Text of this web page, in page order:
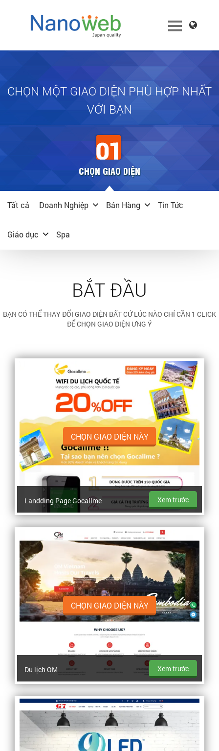
CHỌN MỘT GIAO DIỆN PHÙ HỢP NHẤT
VỚI BẠN
CHỌN GIAO DIỆN
Tất cả Doanh Nghiệp Bán Hàng Tin Tức
Giáo dục Spa
BẮT ĐẦU
BẠN CÓ THỂ THAY ĐỔI GIAO DIỆN BẤT CỨ LÚC NÀO CHỈ CẦN 1 CLICK
ĐỂ CHỌN GIAO DIỆN ƯNG Ý
CHỌN GIAO DIỆN NÀY
Landding Page Gocallme Xem trước
CHỌN GIAO DIỆN NÀY
Du lịch OM Xem trước